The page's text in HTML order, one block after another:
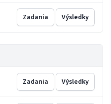
Zadania Výsledky
Zadania Výsledky